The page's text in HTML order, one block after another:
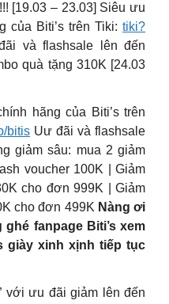
[19.03 – 23.03] Siêu ưu
của Biti’s trên Tiki: tiki?
và flashsale lên đến
quà tặng 310K [24.03
hãng của Biti’s trên
bitis Uư đãi và flashsale
giảm sâu: mua 2 giảm
voucher 100K | Giảm
cho đơn 999K | Giảm
cho đơn 499K Nàng ơi
fanpage Biti’s xem
giày xinh xịnh tiếp tục
với ưu đãi giảm lên đến